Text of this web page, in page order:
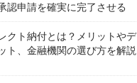
認申請を確実に完了させる
クト納付とは？メリットやデ
ト、金融機関の選び方を解説